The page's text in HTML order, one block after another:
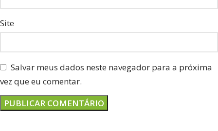
Site
Salvar meus dados neste navegador para a próxima
vez que eu comentar.